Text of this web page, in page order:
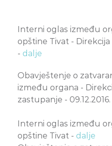
Interni oglas između
opštine Tivat -
- dalje
Obavještenje o
između organa -
zastupanje - 09.12.2016.
Interni oglas između
opštine Tivat - dalje